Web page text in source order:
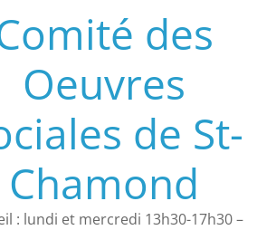
des
Oeuvres
de St-
Chamond
: lundi et mercredi 13h30-17h30 –